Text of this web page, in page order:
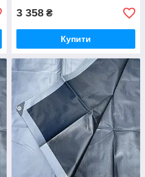
3 358 ₴
Купити